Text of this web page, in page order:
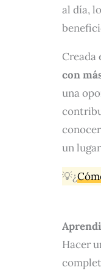
al día,
Creada
con
una
un
💡¿
Hacer